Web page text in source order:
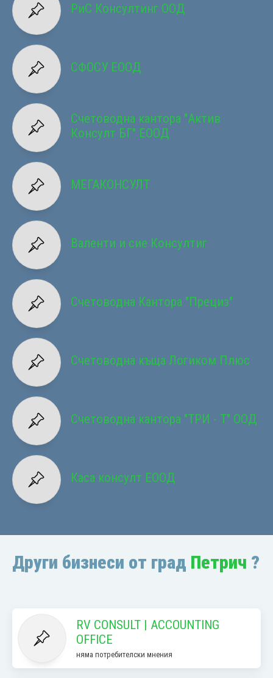
РиС Консултинг ООД
СФОСУ ЕООД
Счетоводна кантора "Актив
Консулт БГ" ЕООД
МЕГАКОНСУЛТ
Валенти и сие Консултиг
Счетоводна Кантора "Прециз"
Счетоводна къща Логиком Плюс
Счетоводна кантора "ТРИ - Т" ООД
Каса консулт ЕООД
Други бизнеси от град Петрич ?
RV CONSULT | ACCOUNTING
OFFICE
няма потребителски мнения